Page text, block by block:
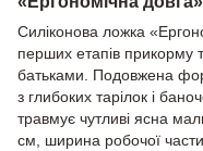
Силіконова ложка
перших етапів прикорму
батьками. Подовжена
з глибоких тарілок і
травмує чутливі ясна
см, ширина робочої